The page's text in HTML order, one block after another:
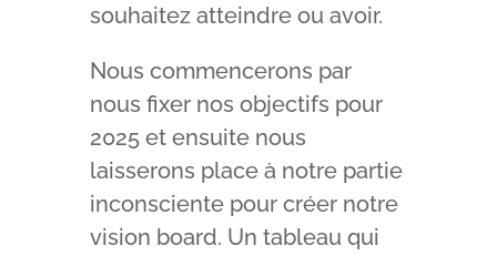
souhaitez atteindre ou avoir.
Nous commencerons par
nous fixer nos objectifs pour
2025 et ensuite nous
laisserons place à notre partie
inconsciente pour créer notre
vision board. Un tableau qui